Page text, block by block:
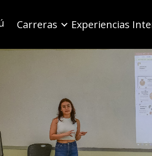
Carreras Experiencias